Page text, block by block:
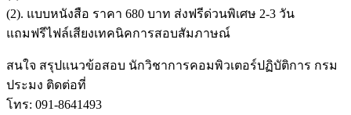
(2). แบบหนังสือ ราคา 680 บาท ส่งฟรีด่วนพิเศษ 2-3 วัน
แถมฟรีไฟล์เสียงเทคนิคการสอบสัมภาษณ์
สนใจ สรุปแนวข้อสอบ นักวิชาการคอมพิวเตอร์ปฏิบัติการ กรม
ประมง ติดต่อที่
โทร: 091-8641493